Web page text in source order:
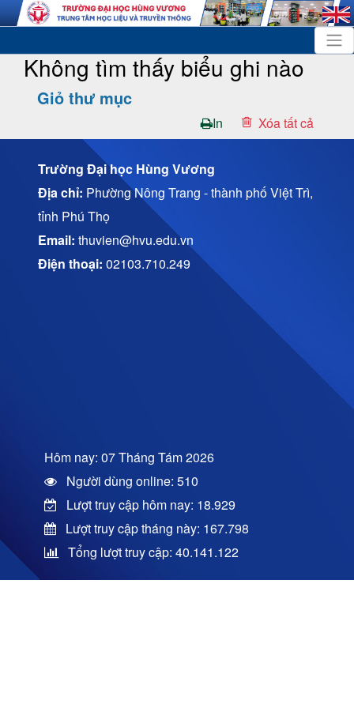
Không tìm thấy biểu ghi nào
Giỏ thư mục
In
Trường Đại học Hùng Vương
Địa chỉ: Phường Nông Trang - thành phố Việt Trì,
tỉnh Phú Thọ
Email: thuvien@hvu.edu.vn
Điện thoại: 02103.710.249
Hôm nay: 07 Tháng Tám 2026
Người dùng online: 510
Lượt truy cập hôm nay: 18.929
Lượt truy cập tháng này: 167.798
Tổng lượt truy cập: 40.141.122